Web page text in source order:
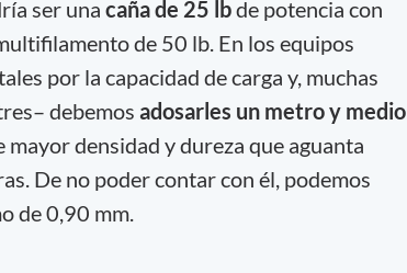
ser una caña de 25 lbde potencia con
de 50 lb. En los equipos
por la capacidad de carga y, muchas
debemos adosarles un metro y medio
mayor densidad y dureza que aguanta
De no poder contar con él, podemos
de 0,90 mm.